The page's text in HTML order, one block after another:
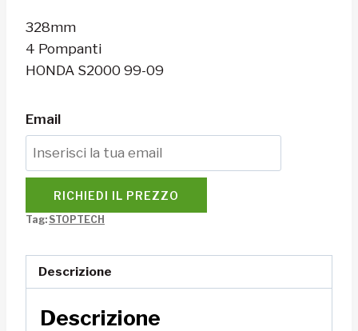
328mm
4 Pompanti
HONDA S2000 99-09
Email
RICHIEDI IL PREZZO
Tag: STOPTECH
Descrizione
Descrizione